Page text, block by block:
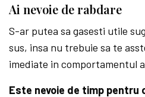
Ai nevoie de rabdare
S-ar putea sa gasesti utile
sus, insa nu trebuie sa te
imediate in comportamentul
Este nevoie de timp pentru